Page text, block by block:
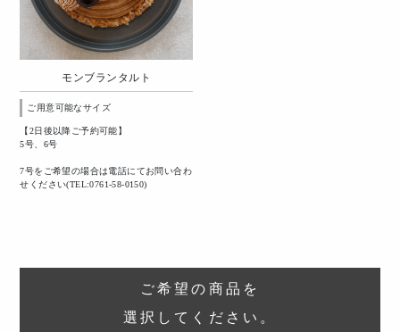
モンブランタルト
ご用意可能なサイズ
【2日後以降ご予約可能】
5号、6号
7号をご希望の場合は電話にてお問い合わ
せください(TEL:0761-58-0150)
ご希望の商品を
選択してください。